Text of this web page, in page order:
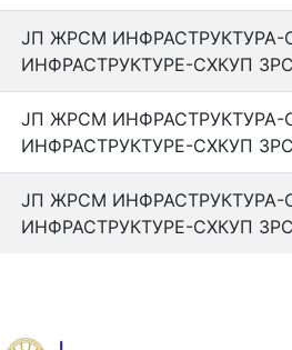
ЈП ЖРСМ ИНФРАСТРУКТУРА-
ИНФРАСТРУКТУРЕ-СХКУП
ЈП ЖРСМ ИНФРАСТРУКТУРА-
ИНФРАСТРУКТУРЕ-СХКУП
ЈП ЖРСМ ИНФРАСТРУКТУРА-
ИНФРАСТРУКТУРЕ-СХКУП